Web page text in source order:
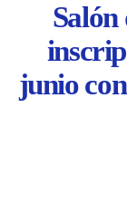
Salón
junio